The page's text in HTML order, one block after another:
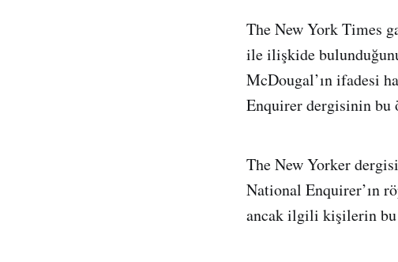
The New York Times
ile ilişkide
McDougal’ın ifadesi
Enquirer dergisinin bu
The New Yorker
National Enquirer’ın
ancak ilgili kişilerin bu